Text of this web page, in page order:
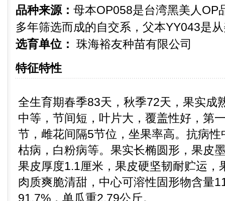
品种来源： 母本OP058是台湾黑美人OP
多年筛选而成的自交系，父本YY043是
选育单位： 珠海裕友种苗有限公司
特征特性
全生育期春季83天，秋季72天，果实成
中等，节间短，叶片大，覆盖性好，第
节，雌花间隔5节位，坐果率高。抗病
枯病，白粉病等。果实长椭圆形，果皮
果皮厚度1.1厘米，果皮硬坚韧耐贮运，
肉质爽脆清甜，中心可溶性固形物含量
91.7%，单瓜重2.79公斤。